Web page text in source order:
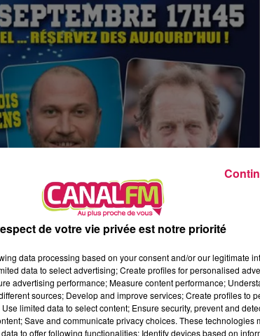
et proposera ce 20 septembre l'avant
9h00 - 13h00
la ligne des auditeurs
de votre vie privée est notre priorité
data processing based on your consent and/or our legitimate
data to select advertising; Create profiles for personalised
advertising performance; Measure content performance;
sources; Develop and improve services; Create profiles to
limited data to select content; Ensure security, prevent and
Save and communicate privacy choices. These technologies
to offer following functionalities: Identify devices based on